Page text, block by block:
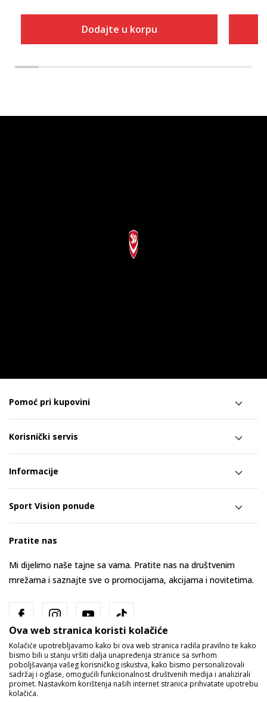
Dodajte u korpu
Pomoć pri kupovini
Korisnički servis
Informacije
Sport Vision ponude
Pratite nas
Mi dijelimo naše tajne sa vama. Pratite nas na društvenim
mrežama i saznajte sve o promocijama, akcijama i novitetima.
Bosna i Hercegovina Promijenite
Ova web stranica koristi kolačiće
Kolačiće upotrebljavamo kako bi ova web stranica radila pravilno te kako
bismo bili u stanju vršiti dalja unapređenja stranice sa svrhom
poboljšavanja vašeg korisničkog iskustva, kako bismo personalizovali
sadržaj i oglase, omogućili funkcionalnost društvenih medija i analizirali
promet. Nastavkom korištenja naših internet stranica prihvatate upotrebu
kolačića.